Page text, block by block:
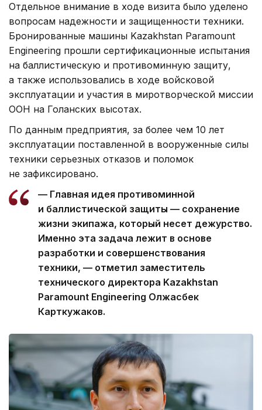
Отдельное внимание в ходе визита было уделено
вопросам надежности и защищенности техники.
Бронированные машины Kazakhstan Paramount
Engineering прошли сертификационные испытания
на баллистическую и противоминную защиту,
а также использовались в ходе войсковой
эксплуатации и участия в миротворческой миссии
ООН на Голанских высотах.
По данным предприятия, за более чем 10 лет
эксплуатации поставленной в вооруженные силы
техники серьезных отказов и поломок
не зафиксировано.
— Главная идея противоминной
и баллистической защиты — сохранение
жизни экипажа, который несет дежурство.
Именно эта задача лежит в основе
разработки и совершенствования
техники, — отметил заместитель
технического директора Kazakhstan
Paramount Engineering Олжасбек
Карткужаков.